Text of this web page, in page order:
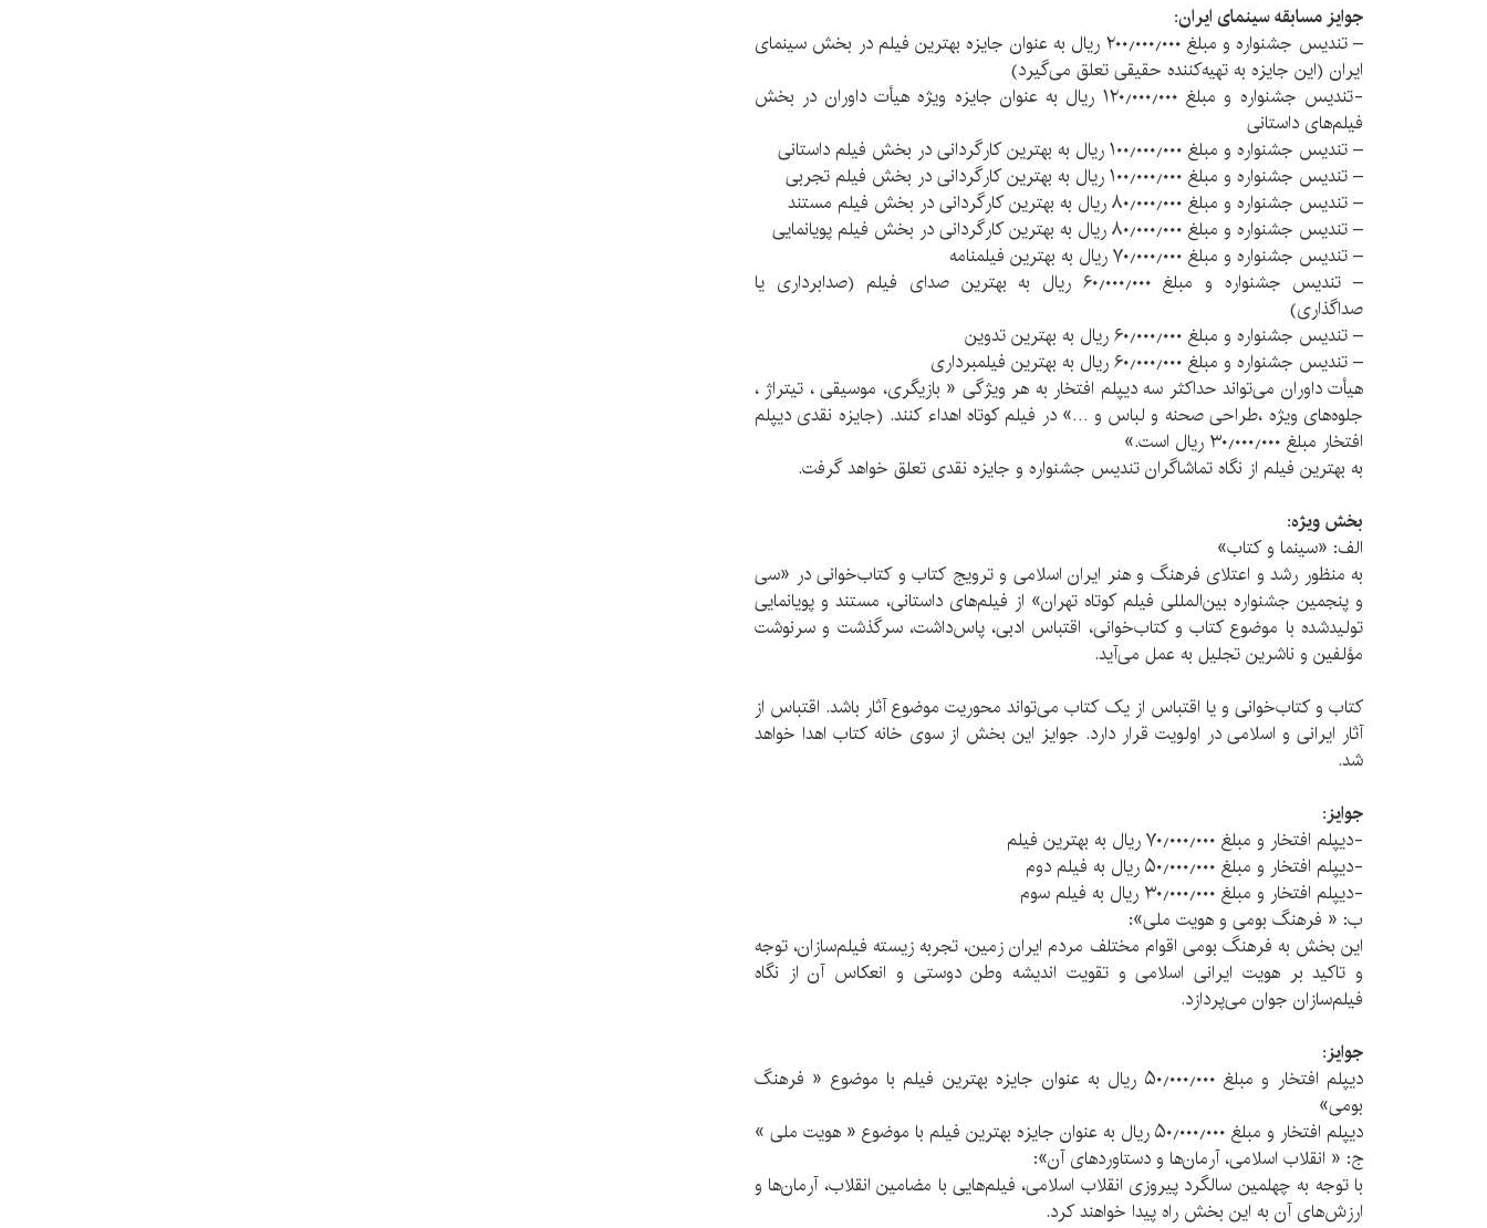
جوایز مسابقه‌ سینمای ایران:
– تندیس جشنواره و مبلغ ۲۰۰٫۰۰۰٫۰۰۰ ریال به عنوان جایزه بهترین فیلم در بخش سینمای
ایران (این جایزه به تهیه‌کننده حقیقی تعلق می‌گیرد)
-تندیس جشنواره و مبلغ ۱۲۰٫۰۰۰٫۰۰۰ ریال به عنوان جایزه ویژه هیأت داوران در بخش
فیلم‌های داستانی
– تندیس جشنواره و مبلغ ۱۰۰٫۰۰۰٫۰۰۰ ریال به بهترین کارگردانی در بخش فیلم داستانی
– تندیس جشنواره و مبلغ ۱۰۰٫۰۰۰٫۰۰۰ ریال به بهترین کارگردانی در بخش فیلم تجربی
– تندیس جشنواره و مبلغ ۸۰٫۰۰۰٫۰۰۰ ریال به بهترین کارگردانی در بخش فیلم مستند
– تندیس جشنواره و مبلغ ۸۰٫۰۰۰٫۰۰۰ ریال به بهترین کارگردانی در بخش فیلم پویانمایی
– تندیس جشنواره و مبلغ ۷۰٫۰۰۰٫۰۰۰ ریال به بهترین فیلمنامه
– تندیس جشنواره و مبلغ ۶۰٫۰۰۰٫۰۰۰ ریال به بهترین صدای فیلم (صدابرداری یا
صداگذاری)
– تندیس جشنواره و مبلغ ۶۰٫۰۰۰٫۰۰۰ ریال به بهترین تدوین
– تندیس جشنواره و مبلغ ۶۰٫۰۰۰٫۰۰۰ ریال به بهترین فیلمبرداری
هیأت داوران می‌تواند حداکثر سه دیپلم افتخار به هر ویژگی « بازیگری، موسیقی ، تیتراژ ،
جلوه‌های ویژه ،طراحی صحنه و لباس و …» در فیلم کوتاه اهداء کنند. (جایزه نقدی دیپلم
افتخار مبلغ ۳۰٫۰۰۰٫۰۰۰ ریال است.»
به بهترین فیلم از نگاه تماشاگران تندیس جشنواره و جایزه نقدی تعلق خواهد گرفت.
بخش ویژه:
الف: «سینما و کتاب»
به منظور رشد و اعتلای فرهنگ و هنر ایران اسلامی و ترویج کتاب و کتاب‌خوانی در «سی
و پنجمین جشنواره بین‌المللی فیلم کوتاه تهران» از فیلم‌های داستانی، مستند و پویانمایی
تولیدشده با موضوع کتاب و کتاب‌خوانی، اقتباس ادبی، پاس‌داشت، سرگذشت و سرنوشت
مؤلفین و ناشرین تجلیل به عمل می‌آید.
کتاب و کتاب‌خوانی و یا اقتباس از یک کتاب می‌تواند محوریت موضوع آثار باشد. اقتباس از
آثار ایرانی و اسلامی در اولویت قرار دارد. جوایز این بخش از سوی خانه کتاب اهدا خواهد
شد.
جوایز:
-دیپلم افتخار و مبلغ ۷۰٫۰۰۰٫۰۰۰ ریال به بهترین فیلم
-دیپلم افتخار و مبلغ ۵۰٫۰۰۰٫۰۰۰ ریال به فیلم دوم
-دیپلم افتخار و مبلغ ۳۰٫۰۰۰٫۰۰۰ ریال به فیلم سوم
ب: « فرهنگ بومی و هویت ملی»:
این بخش به فرهنگ بومی اقوام مختلف مردم ایران زمین، تجربه زیسته فیلم‌سازان، توجه
و تاکید بر هویت ایرانی اسلامی و تقویت اندیشه وطن دوستی و انعکاس آن از نگاه
فیلم‌سازان جوان می‌پردازد.
جوایز:
دیپلم افتخار و مبلغ ۵۰٫۰۰۰٫۰۰۰ ریال به عنوان جایزه بهترین فیلم با موضوع « فرهنگ
بومی»
دیپلم افتخار و مبلغ ۵۰٫۰۰۰٫۰۰۰ ریال به عنوان جایزه بهترین فیلم با موضوع « هویت ملی »
ج: « انقلاب اسلامی، آرمان‌ها و دستاوردهای آن»:
با توجه به چهلمین سالگرد پیروزی انقلاب اسلامی، فیلم‌هایی با مضامین انقلاب، آرمان‌ها و
ارزش‌های آن به این بخش راه پیدا خواهند کرد.